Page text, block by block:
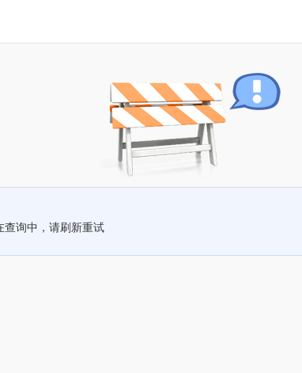
查询中，请刷新重试